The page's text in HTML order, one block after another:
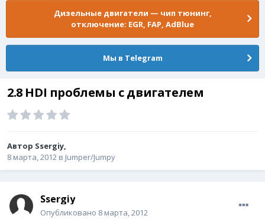
Дизельные двигатели — чип тюнинг,
отключение: EGR, FAP, AdBlue
Мы в Telegram
2.8 HDI проблемы с двигателем
Автор Ssergiy,
8 марта, 2012 в Jumper/Jumpy
Ssergiy
Опубликовано 8 марта, 2012